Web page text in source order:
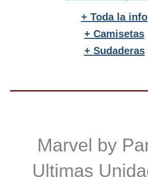
+ Toda la info
+ Camisetas
+ Sudaderas
Marvel by
Ultimas